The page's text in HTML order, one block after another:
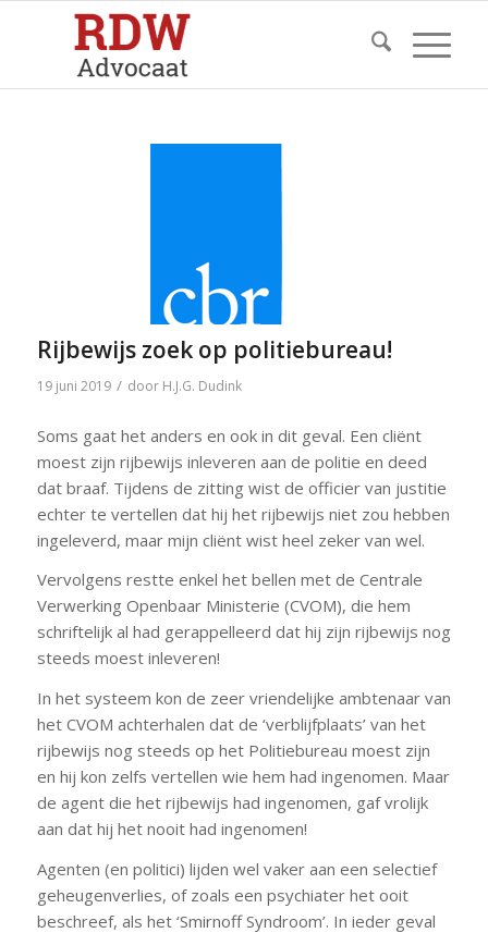
Rijbewijs zoek op politiebureau!
19 juni 2019 / door H.J.G. Dudink
Soms gaat het anders en ook in dit geval. Een cliënt
moest zijn rijbewijs inleveren aan de politie en deed
dat braaf. Tijdens de zitting wist de officier van justitie
echter te vertellen dat hij het rijbewijs niet zou hebben
ingeleverd, maar mijn cliënt wist heel zeker van wel.
Vervolgens restte enkel het bellen met de Centrale
Verwerking Openbaar Ministerie (CVOM), die hem
schriftelijk al had gerappelleerd dat hij zijn rijbewijs nog
steeds moest inleveren!
In het systeem kon de zeer vriendelijke ambtenaar van
het CVOM achterhalen dat de ‘verblijfplaats’ van het
rijbewijs nog steeds op het Politiebureau moest zijn
en hij kon zelfs vertellen wie hem had ingenomen. Maar
de agent die het rijbewijs had ingenomen, gaf vrolijk
aan dat hij het nooit had ingenomen!
Agenten (en politici) lijden wel vaker aan een selectief
geheugenverlies, of zoals een psychiater het ooit
beschreef, als het ‘Smirnoff Syndroom’. In ieder geval